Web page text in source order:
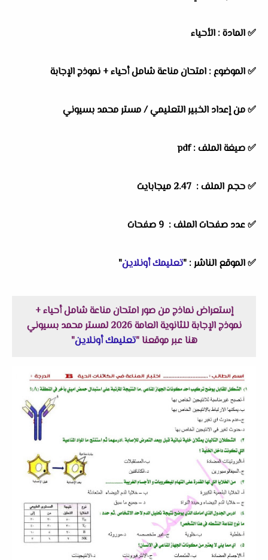
✅المادة : الأحياء
✅الموضوع : امتحان مناعة شامل أحياء + نموذج الإجابة
✅من إعداد الخبير التعليمي / مستر محمد بسيوني
✅ صيغة الملف : pdf
✅ حجم الملف : 2.47 ميجابايت
✅ عدد صفحات الملف : 9 صفحات
✅الموقع الناشر : "تعليمك أونلاين"
إستعراض نماذج من صور امتحان مناعة شامل أحياء +
نموذج الإجابة للثانوية العامة 2026 لمستر محمد بسيوني
هنا عبر موقعنا "تعليمك أونلاين"